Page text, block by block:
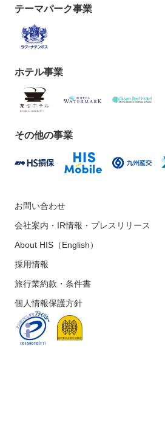
テーマパーク事業
ホテル事業
その他の事業
お問い合わせ
会社案内・IR情報・プレスリリース
About HIS（English）
採用情報
旅行業約款・条件書
個人情報保護方針